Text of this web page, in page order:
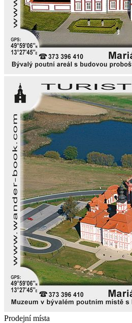
Prodejní místa